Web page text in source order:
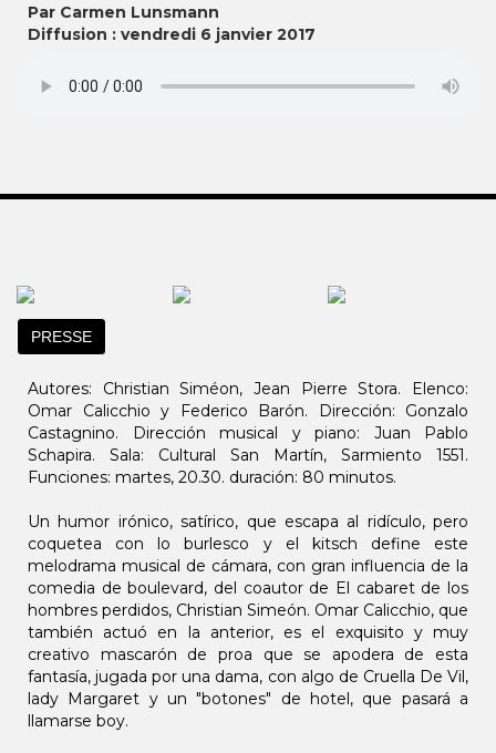
Par Carmen Lunsmann
Diffusion : vendredi 6 janvier 2017
PRESSE
Autores: Christian Siméon, Jean Pierre Stora. Elenco:
Omar Calicchio y Federico Barón. Dirección: Gonzalo
Castagnino. Dirección musical y piano: Juan Pablo
Schapira. Sala: Cultural San Martín, Sarmiento 1551.
Funciones: martes, 20.30. duración: 80 minutos.
Un humor irónico, satírico, que escapa al ridículo, pero
coquetea con lo burlesco y el kitsch define este
melodrama musical de cámara, con gran influencia de la
comedia de boulevard, del coautor de El cabaret de los
hombres perdidos, Christian Simeón. Omar Calicchio, que
también actuó en la anterior, es el exquisito y muy
creativo mascarón de proa que se apodera de esta
fantasía, jugada por una dama, con algo de Cruella De Vil,
lady Margaret y un "botones" de hotel, que pasará a
llamarse boy.